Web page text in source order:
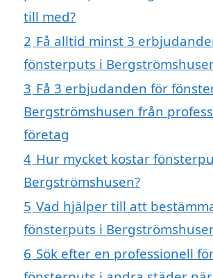
till med?
2 Få alltid minst 3
fönsterputs i
3 Få 3 erbjudanden för
Bergströmshusen från
företag
4 Hur mycket kostar
Bergströmshusen?
5 Vad hjälper till att
fönsterputs i
6 Sök efter en professionell